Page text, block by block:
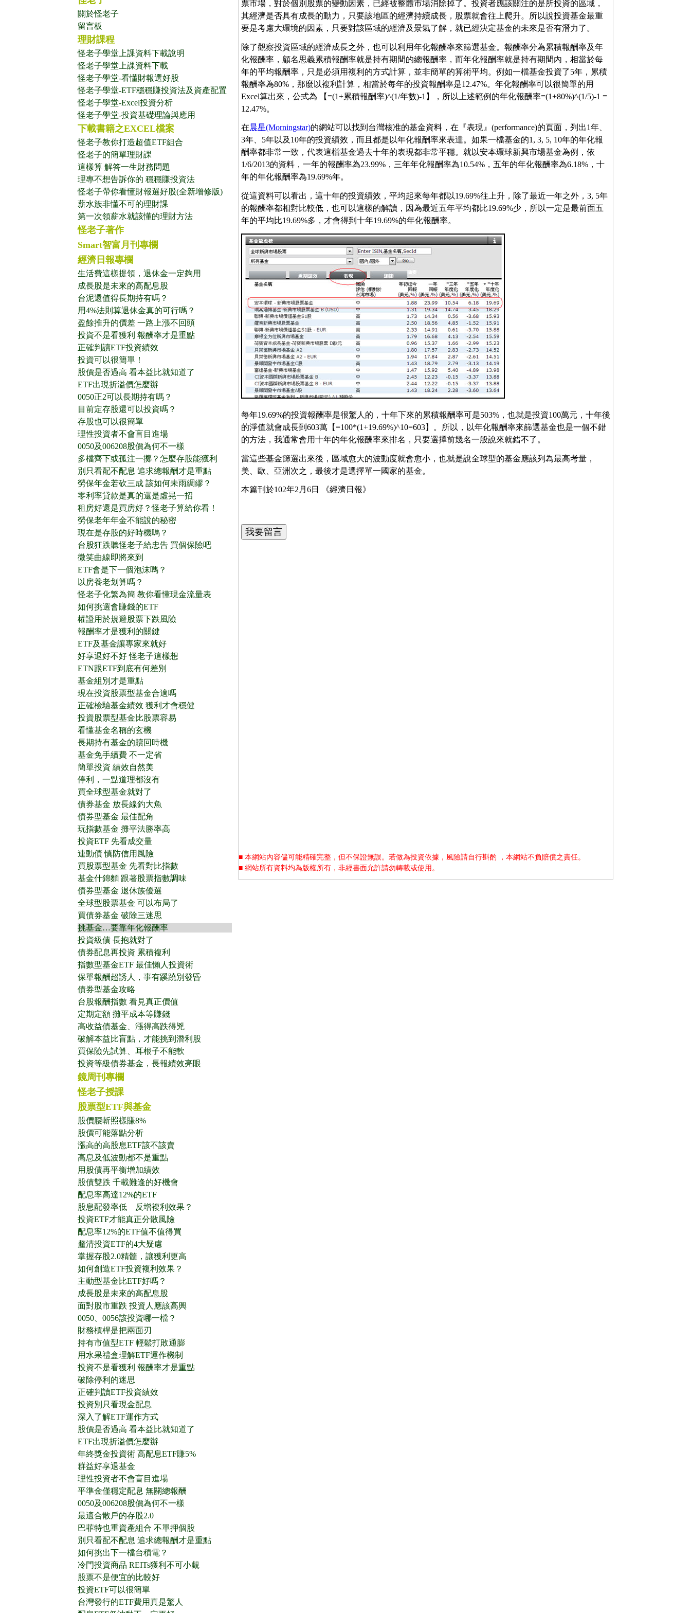
關於怪老子
留言板
理財課程
怪老子學堂上課資料下載說明
怪老子學堂上課資料下載
怪老子學堂-看懂財報選好股
怪老子學堂-ETF穩穩賺投資法及資產配置
怪老子學堂-Excel投資分析
怪老子學堂-投資基礎理論與應用
下載書籍之EXCEL檔案
怪老子教你打造超值ETF組合
怪老子的簡單理財課
這樣算 解答一生財務問題
理專不想告訴你的 穩穩賺投資法
怪老子帶你看懂財報選好股(全新增修版)
薪水族非懂不可的理財課
第一次領薪水就該懂的理財方法
怪老子著作
Smart智富月刊專欄
經濟日報專欄
生活費這樣提領，退休金一定夠用
成長股是未來的高配息股
台泥還值得長期持有嗎？
用4%法則算退休金真的可行嗎？
盈餘推升的價差 一路上漲不回頭
投資不是看獲利 報酬率才是重點
正確判讀ETF投資績效
投資可以很簡單！
股價是否過高 看本益比就知道了
ETF出現折溢價怎麼辦
0050正2可以長期持有嗎？
目前定存股還可以投資嗎？
存股也可以很簡單
理性投資者不會盲目進場
0050及006208股價為何不一樣
多檔齊下或孤注一擲？怎麼存股能獲利
別只看配不配息 追求總報酬才是重點
勞保年金若砍三成 該如何未雨綢繆？
零利率貸款是真的還是虛晃一招
租房好還是買房好？怪老子算給你看！
勞保老年年金不能說的秘密
現在是存股的好時機嗎？
台股狂跌聽怪老子給忠告 買個保險吧
微笑曲線即將來到
ETF會是下一個泡沫嗎？
以房養老划算嗎？
怪老子化繁為簡 教你看懂現金流量表
如何挑選會賺錢的ETF
權證用於規避股票下跌風險
報酬率才是獲利的關鍵
ETF及基金讓專家來就好
好享退好不好 怪老子這樣想
ETN跟ETF到底有何差別
基金組別才是重點
現在投資股票型基金合適嗎
正確檢驗基金績效 獲利才會穩健
投資股票型基金比股票容易
看懂基金名稱的玄機
長期持有基金的贖回時機
基金免手續費 不一定省
簡單投資 績效自然美
停利，一點道理都沒有
買全球型基金就對了
債券基金 放長線釣大魚
債券型基金 最佳配角
玩指數基金 攤平法勝率高
投資ETF 先看成交量
連動債 慎防信用風險
買股票型基金 先看對比指數
基金什錦麵 跟著股票指數調味
債券型基金 退休族優選
全球型股票基金 可以布局了
買債券基金 破除三迷思
挑基金…要靠年化報酬率
投資級債 長抱就對了
債券配息再投資 累積複利
指數型基金ETF 最佳懶人投資術
保單報酬超誘人，事有蹊蹺別發昏
債券型基金攻略
台股報酬指數 看見真正價值
定期定額 攤平成本等賺錢
高收益債基金、漲得高跌得兇
破解本益比盲點，才能挑到潛利股
買保險先試算、耳根子不能軟
投資等級債券基金，長報績效亮眼
鏡周刊專欄
怪老子授課
股票型ETF與基金
股價腰斬照樣賺8%
股價可能落點分析
漲高的高股息ETF該不該賣
高息及低波動都不是重點
用股債再平衡增加績效
股債雙跌 千載難逢的好機會
配息率高達12%的ETF
股息配發率低 反增複利效果？
投資ETF才能真正分散風險
配息率12%的ETF值不值得買
釐清投資ETF的4大疑慮
掌握存股2.0精髓，讓獲利更高
如何創造ETF投資複利效果？
主動型基金比ETF好嗎？
成長股是未來的高配息股
面對股市重跌 投資人應該高興
0050、0056該投資哪一檔？
財務槓桿是把兩面刃
持有市值型ETF 輕鬆打敗通膨
用水果禮盒理解ETF運作機制
投資不是看獲利 報酬率才是重點
破除停利的迷思
正確判讀ETF投資績效
投資別只看現金配息
深入了解ETF運作方式
股價是否過高 看本益比就知道了
ETF出現折溢價怎麼辦
年終獎金投資術 高配息ETF賺5%
群益好享退基金
理性投資者不會盲目進場
平準金僅穩定配息 無關總報酬
0050及006208股價為何不一樣
最適合散戶的存股2.0
巴菲特也重資產組合 不單押個股
別只看配不配息 追求總報酬才是重點
如何挑出下一檔台積電？
冷門投資商品 REITs獲利不可小覷
股票不是便宜的比較好
投資ETF可以很簡單
台灣發行的ETF費用真是驚人
票市場，對於個別股票的變動因素，已經被整體市場消除掉了。投資者應該關注的是所投資的區域，
其經濟是否具有成長的動力，只要該地區的經濟持續成長，股票就會往上爬升。所以說投資基金最重
要是考慮大環境的因素，只要對該區域的經濟及景氣了解，就已經決定基金的未來是否有潛力了。
除了觀察投資區域的經濟成長之外，也可以利用年化報酬率來篩選基金。報酬率分為累積報酬率及年
化報酬率，顧名思義累積報酬率就是持有期間的總報酬率，而年化報酬率就是持有期間內，相當於每
年的平均報酬率，只是必須用複利的方式計算，並非簡單的算術平均。例如一檔基金投資了5年，累積
報酬率為80%，那麼以複利計算，相當於每年的投資報酬率是12.47%。年化報酬率可以很簡單的用
Excel算出來，公式為 【=(1+累積報酬率)^(1/年數)-1】，所以上述範例的年化報酬率=(1+80%)^(1/5)-1 =
12.47%。
在晨星(Morningstar)的網站可以找到台灣核准的基金資料，在『表現』(performance)的頁面，列出1年、
3年、5年以及10年的投資績效，而且都是以年化報酬率來表達。如果一檔基金的1, 3, 5, 10年的年化報
酬率都非常一致，代表這檔基金過去十年的表現都非常平穩。就以安本環球新興市場基金為例，依
1/6/2013的資料，一年的報酬率為23.99%，三年年化報酬率為10.54%，五年的年化報酬率為6.18%，十
年的年化報酬率為19.69%年。
從這資料可以看出，這十年的投資績效，平均起來每年都以19.69%往上升，除了最近一年之外，3, 5年
的報酬率都相對比較低，也可以這樣的解讀，因為最近五年平均都比19.69%少，所以一定是最前面五
年的平均比19.69%多，才會得到十年19.69%的年化報酬率。
每年19.69%的投資報酬率是很驚人的，十年下來的累積報酬率可是503%，也就是投資100萬元，十年後
的淨值就會成長到603萬【=100*(1+19.69%)^10=603】。所以，以年化報酬率來篩選基金也是一個不錯
的方法，我通常會用十年的年化報酬率來排名，只要選擇前幾名一般說來就錯不了。
當這些基金篩選出來後，區域愈大的波動度就會愈小，也就是說全球型的基金應該列為最高考量，
美、歐、亞洲次之，最後才是選擇單一國家的基金。
本篇刊於102年2月6日 《經濟日報》
■ 本網站內容儘可能精確完整，但不保證無誤。若做為投資依據，風險請自行斟酌 ，本網站不負賠償之責任。
■ 網站所有資料均為版權所有，非經書面允許請勿轉載或使用。